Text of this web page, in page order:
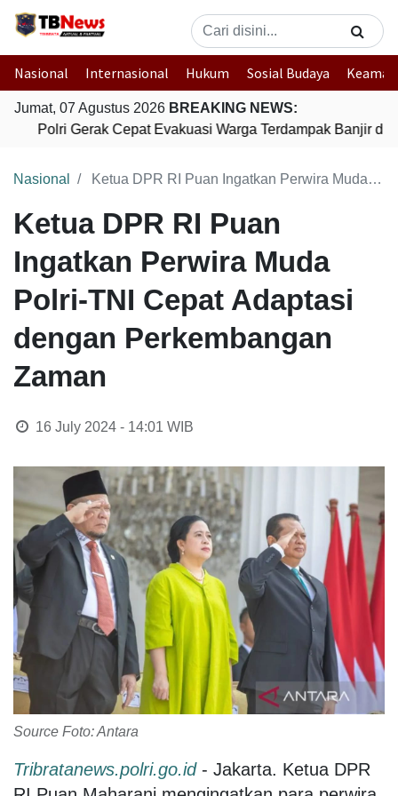
Nasional Internasional Hukum Sosial Budaya
Jumat, 07 Agustus 2026 BREAKING NEWS:
Polri Gerak Cepat Evakuasi Warga Terdampak Banjir di
Nasional Ketua DPR RI Puan Ingatkan Perwira Muda Polri-TNI Cepat Adaptasi dengan Perkembangan Zaman
Ketua DPR RI Puan
Ingatkan Perwira Muda
Polri-TNI Cepat Adaptasi
dengan Perkembangan
Zaman
16 July 2024 - 14:01 WIB
Source Foto: Antara
Tribratanews.polri.go.id- Jakarta. Ketua DPR